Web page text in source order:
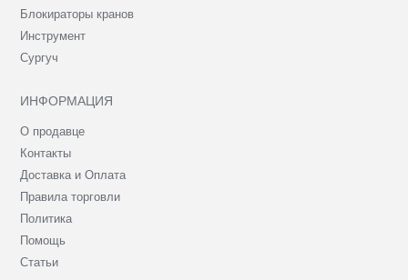
Блокираторы кранов
Инструмент
Сургуч
ИНФОРМАЦИЯ
О продавце
Контакты
Доставка и Оплата
Правила торговли
Политика
Помощь
Статьи